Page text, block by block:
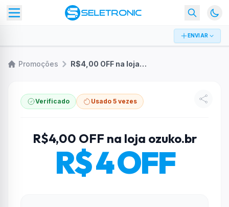
ENVIAR
Promoções R$4,00 OFF na loja ozuko.br
Verificado Usado 5 vezes
R$4,00 OFF na loja ozuko.br
R$ 4 OFF